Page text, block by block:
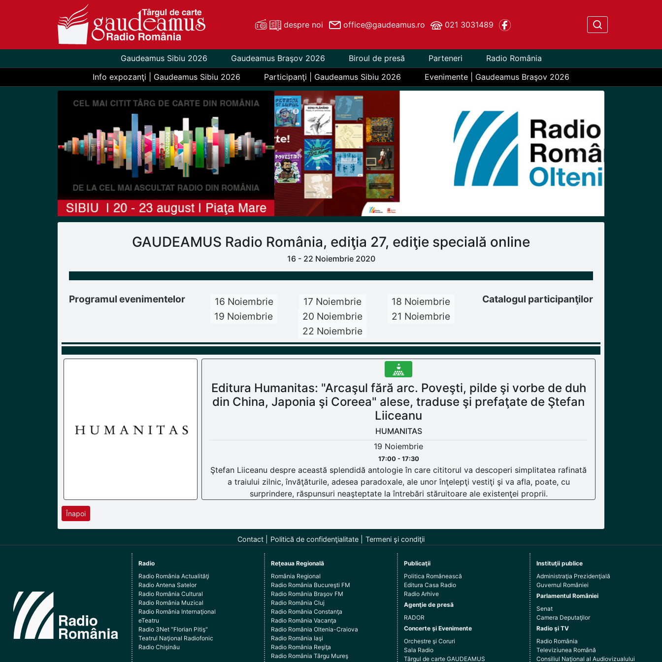
despre noi office@gaudeamus.ro 021 3031489
Gaudeamus Sibiu 2026 Gaudeamus Braşov 2026 Biroul de presă Parteneri
Radio România
Info expozanţi | Gaudeamus Sibiu 2026
Participanţi | Gaudeamus Sibiu 2026 Evenimente | Gaudeamus Braşov 2026
Previous Next
GAUDEAMUS Radio România, ediţia 27, ediţie specială online
16 - 22 Noiembrie 2020
Programul evenimentelor 16 Noiembrie 17 Noiembrie
18 Noiembrie
19 Noiembrie
20 Noiembrie
21 Noiembrie
22 Noiembrie
Catalogul participanţilor
Editura Humanitas: "Arcaşul fără arc. Poveşti, pilde şi vorbe de duh
din China, Japonia şi Coreea" alese, traduse şi prefaţate de Ştefan
Liiceanu
HUMANITAS
19 Noiembrie
17:00 - 17:30
Ştefan Liiceanu despre această splendidă antologie în care cititorul va descoperi simplitatea rafinată
a traiului zilnic, învăţăturile, adesea paradoxale, ale unor înţelepţi vestiţi şi va afla, poate, cu
surprindere, răspunsuri neaşteptate la întrebări stăruitoare ale existenţei proprii.
Înapoi
Contact Politică de confidenţialitate Termeni şi condiţii
Radio
Radio România Actualităţi
Radio Antena Satelor
Radio România Cultural
Radio România Muzical
Radio România Internaţional
eTeatru
Radio 3Net "Florian Pitiş"
Teatrul Naţional Radiofonic
Radio Chişinău
Reţeaua Regională
România Regional
Radio România Bucureşti FM
Radio România Braşov FM
Radio România Cluj
Radio România Constanţa
Radio România Vacanţa
Radio România Oltenia-Craiova
Radio România Iaşi
Radio România Reşiţa
Radio România Târgu Mureş
Publicaţii
Politica Românească
Editura Casa Radio
Radio Arhive
Agenţie de presă
RADOR
Concerte şi Evenimente
Orchestre şi Coruri
Sala Radio
Târgul de carte GAUDEAMUS
Instituţii publice
Administraţia Prezidenţială
Guvernul României
Parlamentul României
Senat
Camera Deputaţilor
Radio şi TV
Radio România
Televiziunea Română
Consiliul Naţional al Audiovizualului